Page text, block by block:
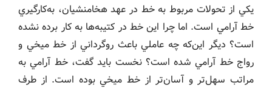
يكي از تحولات مربوط به خط در عهد هخامنشيان، به‌كارگيري
خط آرامي است. اما چرا اين خط در كتيبه‌ها به كار برده نشده
است؟ ديگر اين‌كه چه عاملي باعث روگرداني از خط ميخي و
رواج خط آرامي شده است؟ نخست بايد گفت، خط آرامي به
مراتب سهل‌تر و آسان‌تر از خط ميخي بوده است. از طرف